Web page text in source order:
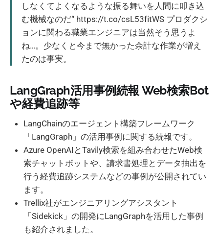
しなくてよくなるような振る舞いを人間に叩き込
む機械なのだ“ https://t.co/csL53fitWS プロダクシ
ョンに関わる職業エンジニアは当然そう思うよ
ね…。少なくと今まで無かった余計な作業が増え
たのは事実。
LangGraph活用事例続報 Web検索Bot
や経費追跡等
LangChainのエージェント構築フレームワーク
「LangGraph」の活用事例に関する続報です。
Azure OpenAIとTavily検索を組み合わせたWeb検
索チャットボットや、請求書処理とデータ抽出を
行う経費追跡システムなどの事例が公開されてい
ます。
Trellix社がエンジニアリングアシスタント
「Sidekick」の開発にLangGraphを活用した事例
も紹介されました。